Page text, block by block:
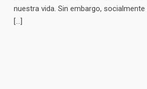
nuestra vida. Sin embargo,
[…]